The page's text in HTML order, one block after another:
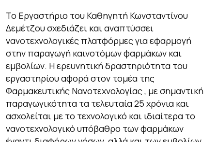
Το Εργαστήριο του Καθηγητή Κωνσταντίνου
Δεμέτζου σχεδιάζει και αναπτύσσει
νανοτεχνολογικές πλατφόρμες για εφαρμογή
στην παραγωγή καινοτόμων φαρμάκων και
εμβολίων. Η ερευνητική δραστηριότητα του
εργαστηρίου αφορά στον τομέα της
Φαρμακευτικής Νανοτεχνολογίας , με σημαντική
παραγωγικότητα τα τελευταία 25 χρόνια και
ασχολείται με το τεχνολογικό και ιδιαίτερα το
νανοτεχνολογικό υπόβαθρο των φαρμάκων